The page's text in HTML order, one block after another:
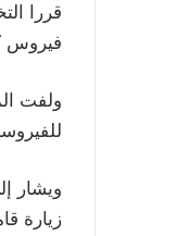
قررا
فيروس
ولفت
زيارة